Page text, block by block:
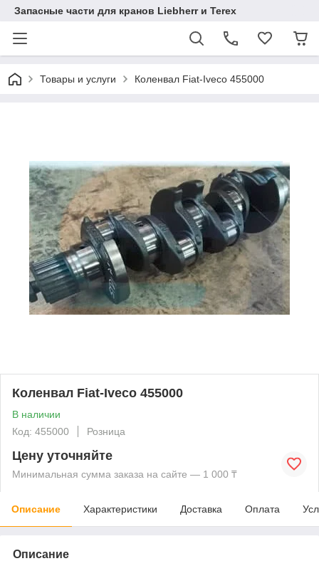
Запасные части для кранов Liebherr и Terex
Товары и услуги Коленвал Fiat-Iveco 455000
Коленвал Fiat-Iveco 455000
В наличии
Код: 455000
Розница
Цену уточняйте
Минимальная сумма заказа на сайте — 1 000 ₸
Описание Характеристики Доставка Оплата
Описание